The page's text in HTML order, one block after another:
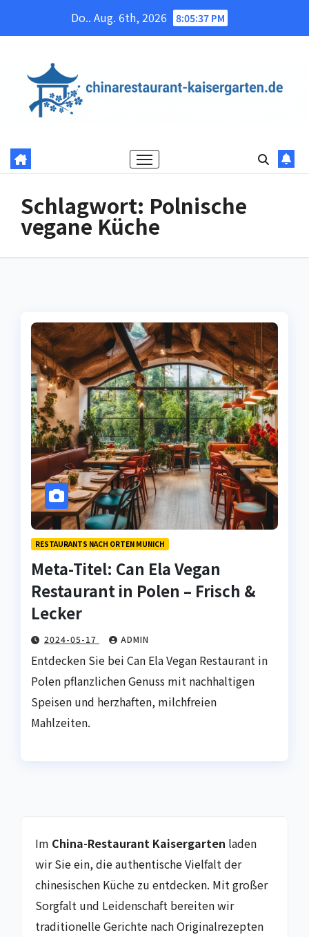
Do.. Aug. 6th, 2026 8:05:37 PM
Schlagwort: Polnische
vegane Küche
RESTAURANTS NACH ORTEN MUNICH
Meta-Titel: Can Ela Vegan
Restaurant in Polen – Frisch &
Lecker
2024-05-17 ADMIN
Entdecken Sie bei Can Ela Vegan Restaurant in
Polen pflanzlichen Genuss mit nachhaltigen
Speisen und herzhaften, milchfreien
Mahlzeiten.
Im China-Restaurant Kaisergarten laden
wir Sie ein, die authentische Vielfalt der
chinesischen Küche zu entdecken. Mit großer
Sorgfalt und Leidenschaft bereiten wir
traditionelle Gerichte nach Originalrezepten